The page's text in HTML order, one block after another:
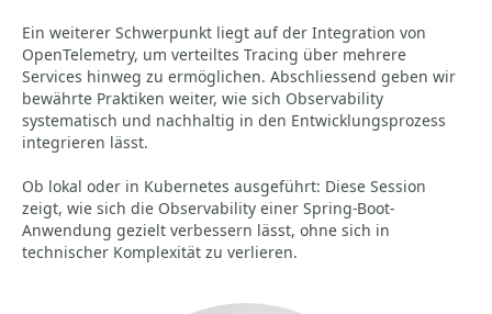
Ein weiterer Schwerpunkt liegt auf der Integration von
OpenTelemetry, um verteiltes Tracing über mehrere
Services hinweg zu ermöglichen. Abschliessend geben wir
bewährte Praktiken weiter, wie sich Observability
systematisch und nachhaltig in den Entwicklungsprozess
integrieren lässt.
Ob lokal oder in Kubernetes ausgeführt: Diese Session
zeigt, wie sich die Observability einer Spring-Boot-
Anwendung gezielt verbessern lässt, ohne sich in
technischer Komplexität zu verlieren.